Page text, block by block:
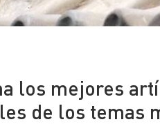
los mejores
de los temas